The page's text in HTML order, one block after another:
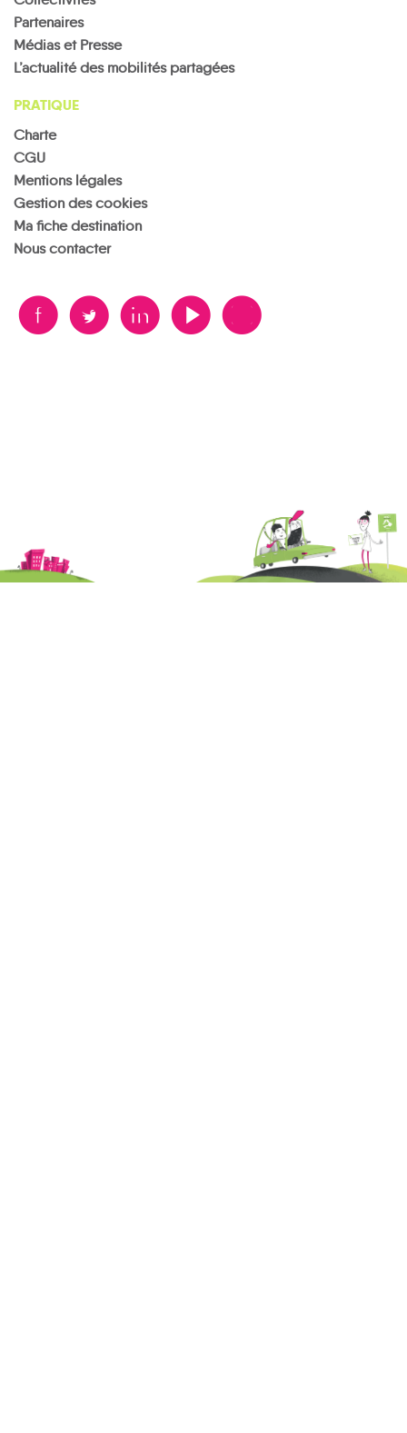
Partenaires
Médias et Presse
L’actualité des mobilités partagées
PRATIQUE
Charte
CGU
Mentions légales
Gestion des cookies
Ma fiche destination
Nous contacter
B A D F V